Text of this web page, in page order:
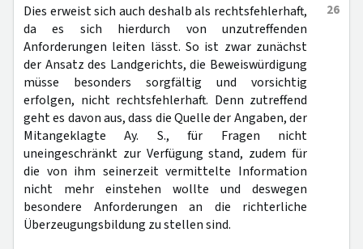
26
Dies erweist sich auch deshalb als rechtsfehlerhaft,
da es sich hierdurch von unzutreffenden
Anforderungen leiten lässt. So ist zwar zunächst
der Ansatz des Landgerichts, die Beweiswürdigung
müsse besonders sorgfältig und vorsichtig
erfolgen, nicht rechtsfehlerhaft. Denn zutreffend
geht es davon aus, dass die Quelle der Angaben, der
Mitangeklagte Ay. S., für Fragen nicht
uneingeschränkt zur Verfügung stand, zudem für
die von ihm seinerzeit vermittelte Information
nicht mehr einstehen wollte und deswegen
besondere Anforderungen an die richterliche
Überzeugungsbildung zu stellen sind.